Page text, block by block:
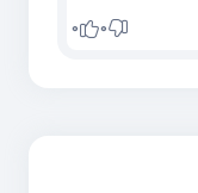
0
0